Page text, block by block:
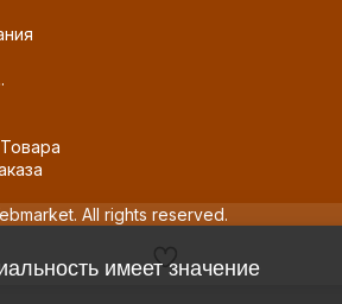
All rights reserved.
имеет значение